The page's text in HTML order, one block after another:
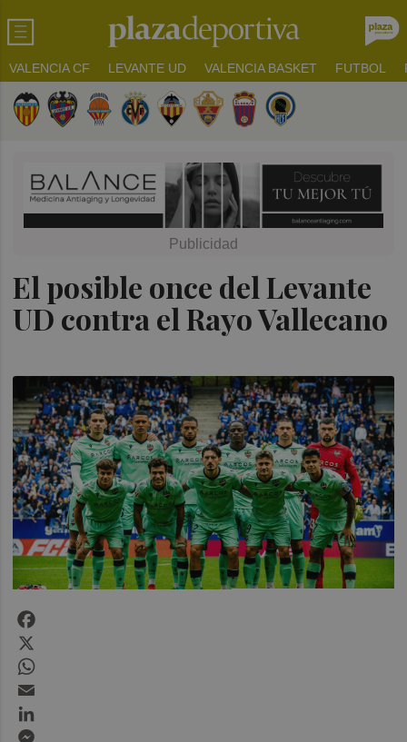
VALENCIA CF LEVANTE UD VALENCIA BASKET FUTBOL
El posible once del Levante
UD contra el Rayo Vallecano